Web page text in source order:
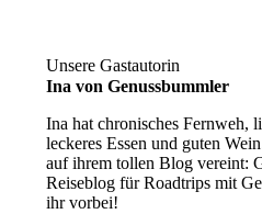
Unsere Gastautorin
Ina von Genussbummler
Ina hat chronisches Fernweh,
leckeres Essen und guten
auf ihrem tollen Blog vereint:
Reiseblog für Roadtrips mit
ihr vorbei!